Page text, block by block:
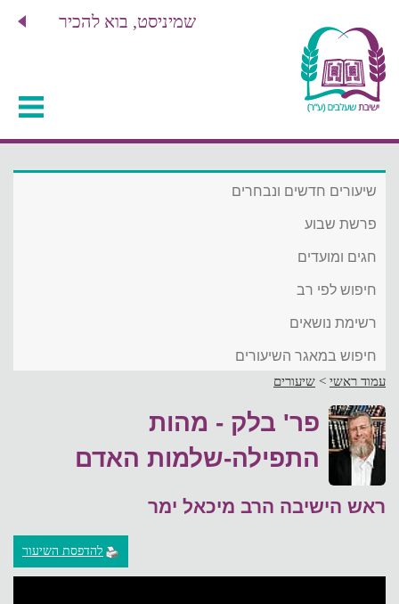
שמיניסט, בוא להכיר
שיעורים חדשים ונבחרים
פרשת שבוע
חגים ומועדים
חיפוש לפי רב
רשימת נושאים
חיפוש במאגר השיעורים
עמוד ראשי > שיעורים
פר' בלק - מהות
התפילה-שלמות האדם
ראש הישיבה הרב מיכאל ימר
להדפסת השיעור